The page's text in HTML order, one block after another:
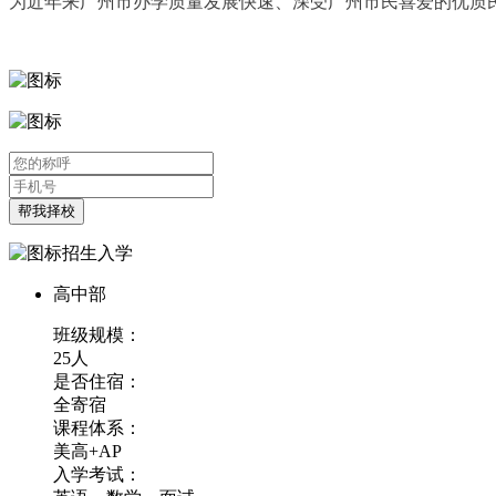
帮我择校
招生入学
高中部
班级规模：
25人
是否住宿：
全寄宿
课程体系：
美高+AP
入学考试：